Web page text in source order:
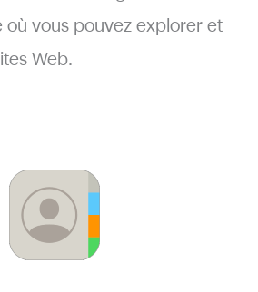
vous pouvez explorer et
Web.